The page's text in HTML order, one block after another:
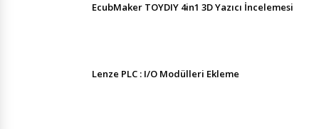
EcubMaker TOYDIY 4in1 3D Yazıcı İncelemesi
Lenze PLC : I/O Modülleri Ekleme